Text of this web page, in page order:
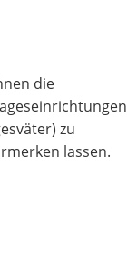
die
zu
lassen.